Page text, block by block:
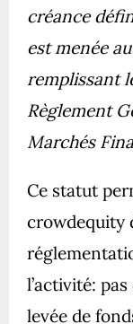
créance
est menée
remplissant
Règlement
Marchés
Ce statut
crowdequity
l’activité:
levée de